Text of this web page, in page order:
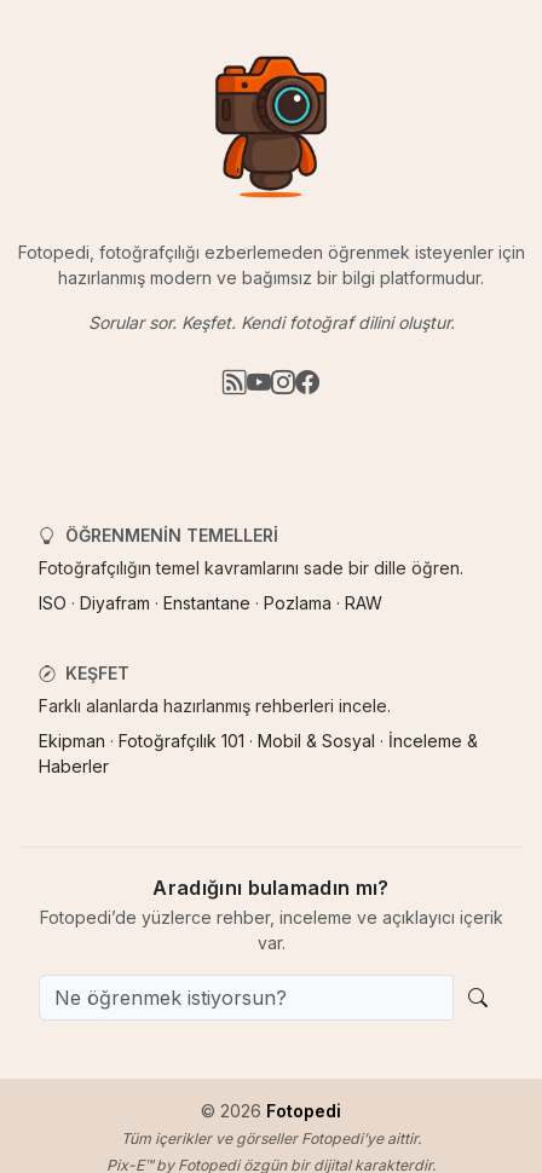
Fotopedi, fotoğrafçılığı ezberlemeden öğrenmek isteyenler için
hazırlanmış modern ve bağımsız bir bilgi platformudur.
Sorular sor. Keşfet. Kendi fotoğraf dilini oluştur.
ÖĞRENMENIN TEMELLERI
Fotoğrafçılığın temel kavramlarını sade bir dille öğren.
ISO · Diyafram · Enstantane · Pozlama · RAW
KEŞFET
Farklı alanlarda hazırlanmış rehberleri incele.
Ekipman · Fotoğrafçılık 101 · Mobil & Sosyal · İnceleme &
Haberler
Aradığını bulamadın mı?
Fotopedi’de yüzlerce rehber, inceleme ve açıklayıcı içerik
var.
© 2026 Fotopedi
Tüm içerikler ve görseller Fotopedi’ye aittir.
Pix-E™ by Fotopedi özgün bir dijital karakterdir.